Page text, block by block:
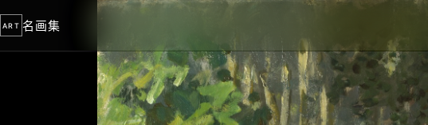
ART 名画集